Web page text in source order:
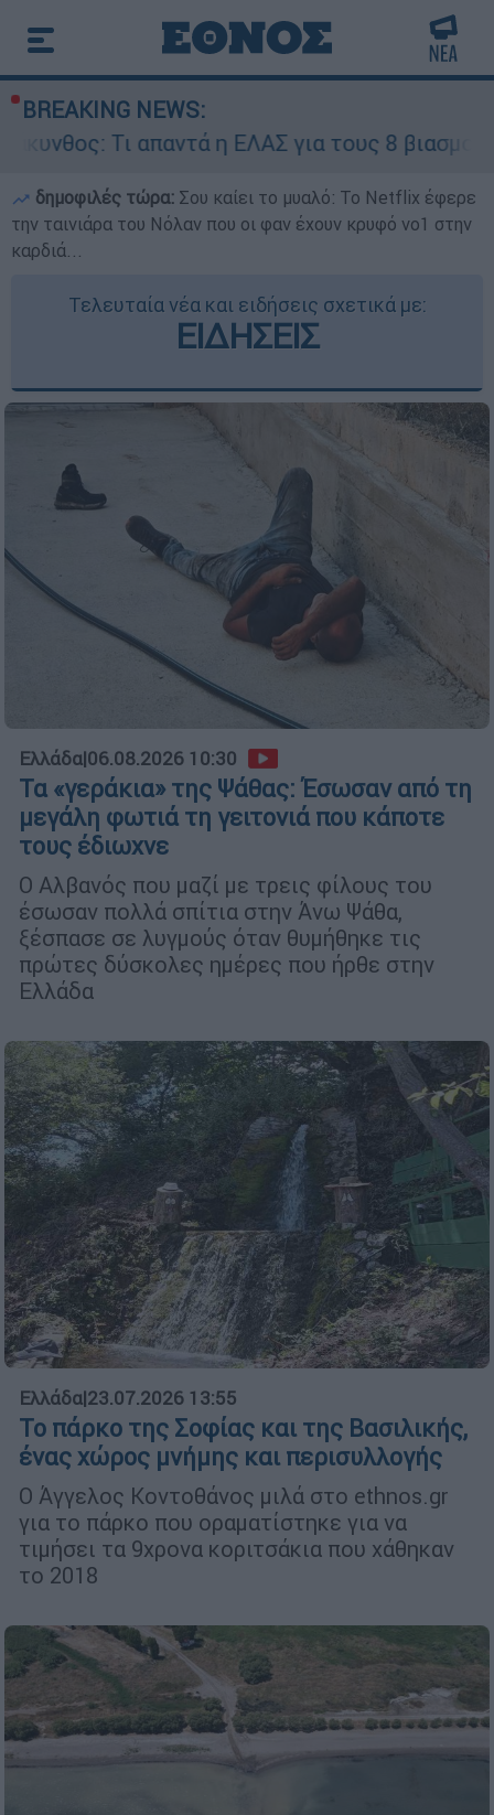
BREAKING NEWS:
η ΕΛΑΣ για τους 8 βιασμούς τουριστριών
δημοφιλές τώρα: Σου καίει το μυαλό: Το Netflix έφερε
την ταινιάρα του Νόλαν που οι φαν έχουν κρυφό νο1 στην
καρδιά...
Τελευταία νέα και ειδήσεις σχετικά με:
ΕΙΔΗΣΕΙΣ
Ελλάδα|06.08.2026 10:30
Τα «γεράκια» της Ψάθας: Έσωσαν από τη
μεγάλη φωτιά τη γειτονιά που κάποτε
τους έδιωχνε
Ο Αλβανός που μαζί με τρεις φίλους του
έσωσαν πολλά σπίτια στην Άνω Ψάθα,
ξέσπασε σε λυγμούς όταν θυμήθηκε τις
πρώτες δύσκολες ημέρες που ήρθε στην
Ελλάδα
Ελλάδα|23.07.2026 13:55
Το πάρκο της Σοφίας και της Βασιλικής,
ένας χώρος μνήμης και περισυλλογής
Ο Άγγελος Κοντοθάνος μιλά στο ethnos.gr
για το πάρκο που οραματίστηκε για να
τιμήσει τα 9χρονα κοριτσάκια που χάθηκαν
το 2018